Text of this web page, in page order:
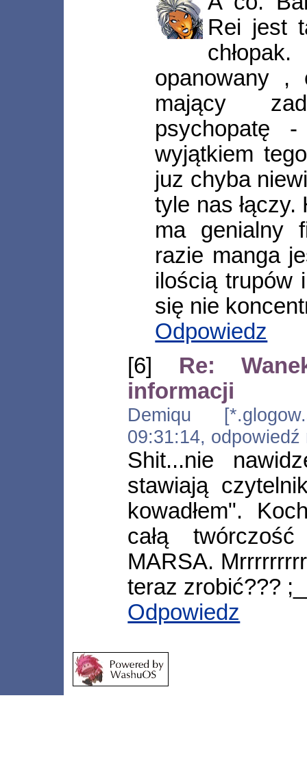
Rei jest
opanowany ,
mający
wyjątkiem
juz chyba
tyle nas
ma genialny
razie manga
ilością trupów
się nie
Odpowiedz
[6] Re:
informacji
Demiqu
09:31:14,
Shit...nie
stawiają
kowadłem".
całą
MARSA.
teraz zrobić???
Odpowiedz